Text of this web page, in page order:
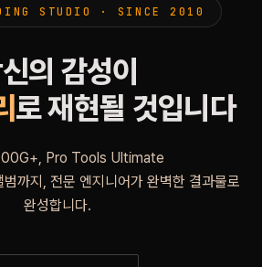
STUDIO · SINCE 2010
의 감성이
로 재현될 것입니다
Pro Tools Ultimate
까지, 전문 엔지니어가 완벽한 결과물로
완성합니다.